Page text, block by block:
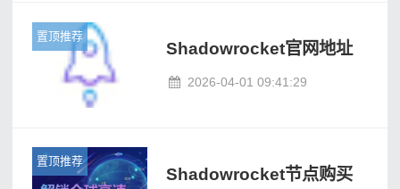
置顶推荐
Shadowrocket官网地址
2026-04-01 09:41:29
置顶推荐
Shadowrocket节点购买